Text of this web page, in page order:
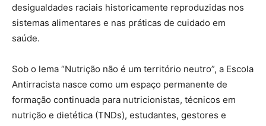
desigualdades raciais historicamente reproduzidas nos
sistemas alimentares e nas práticas de cuidado em
saúde.
Sob o lema “Nutrição não é um território neutro”, a Escola
Antirracista nasce como um espaço permanente de
formação continuada para nutricionistas, técnicos em
nutrição e dietética (TNDs), estudantes, gestores e